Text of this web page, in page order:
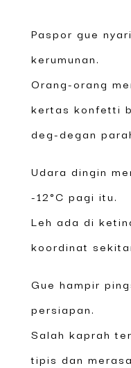
Paspor gue
kerumunan.
Orang-orang
kertas konfetti
deg-degan
Udara dingin
-12°C pagi itu.
Leh ada di
koordinat
Gue hampir
persiapan.
Salah kaprah
tipis dan